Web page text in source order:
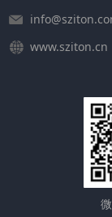
www.sziton.cn